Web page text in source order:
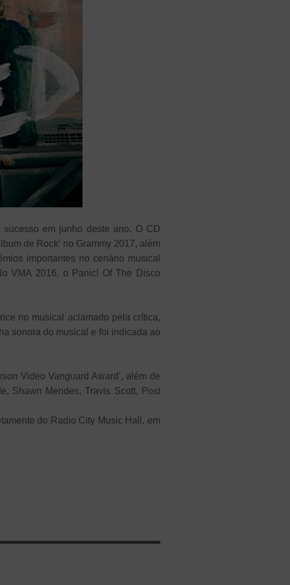
em junho deste ano. O CD
de Rock’ no Grammy 2017, além
importantes no cenário musical
VMA 2016, o Panic! Of The Disco
no musical aclamado pela crítica,
sonora do musical e foi indicada ao
Video Vanguard Award’, além de
Shawn Mendes, Travis Scott, Post
do Radio City Music Hall, em